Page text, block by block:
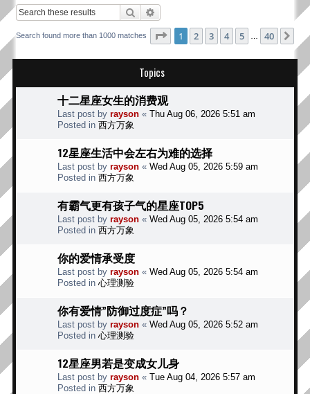
Search
Search found more than 1000 matches Page 1of 40
1 2 3 4 5 40
Topics
十二星座女生的消费观
Last post by rayson « Thu Aug 06, 2026 5:51 am
Posted in 西方万象
12星座生活中会左右为难的选择
Last post by rayson « Wed Aug 05, 2026 5:59 am
Posted in 西方万象
有霸气更有孩子气的星座TOP5
Last post by rayson « Wed Aug 05, 2026 5:54 am
Posted in 西方万象
你的爱情承受度
Last post by rayson « Wed Aug 05, 2026 5:54 am
Posted in 心理测验
你有爱情”防御过度症”吗？
Last post by rayson « Wed Aug 05, 2026 5:52 am
Posted in 心理测验
12星座男若是变成女儿身
Last post by rayson « Tue Aug 04, 2026 5:57 am
Posted in 西方万象